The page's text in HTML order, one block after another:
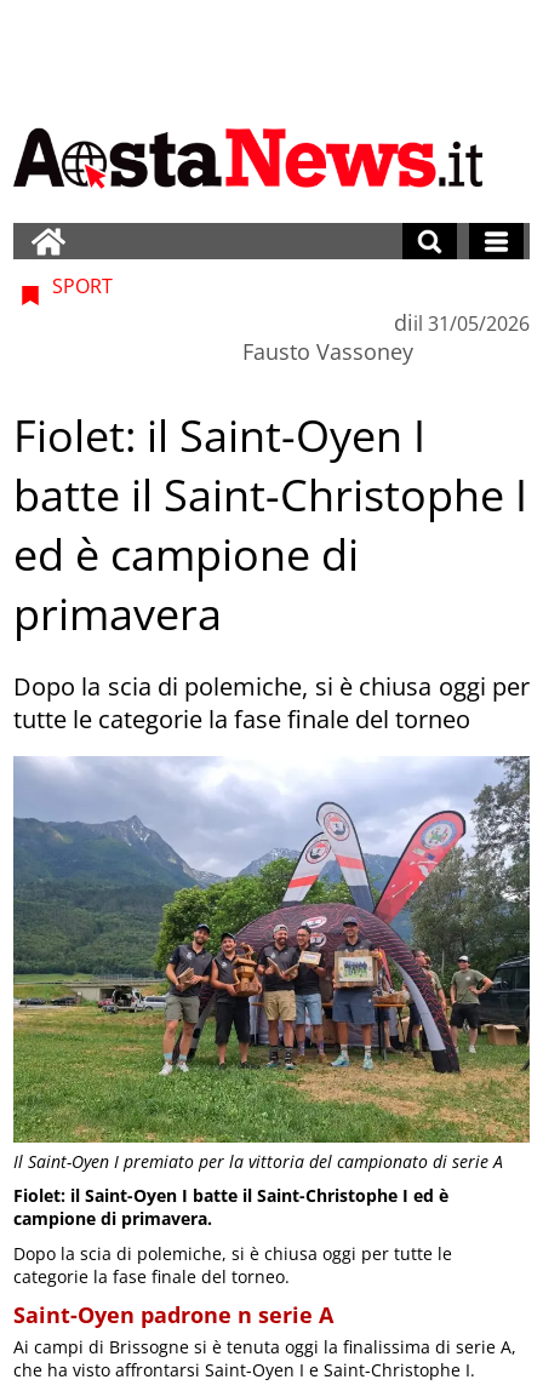
Il Saint-Oyen I premiato per la vittoria del campionato di serie A
SPORT
di
Fausto Vassoney
il 31/05/2026
Fiolet: il Saint-Oyen I
batte il Saint-Christophe I
ed è campione di
primavera
Dopo la scia di polemiche, si è chiusa oggi per
tutte le categorie la fase finale del torneo
Fiolet: il Saint-Oyen I batte il Saint-Christophe I ed è
campione di primavera.
Dopo la scia di polemiche, si è chiusa oggi per tutte le
categorie la fase finale del torneo.
Saint-Oyen padrone n serie A
Ai campi di Brissogne si è tenuta oggi la finalissima di serie A,
che ha visto affrontarsi Saint-Oyen I e Saint-Christophe I.